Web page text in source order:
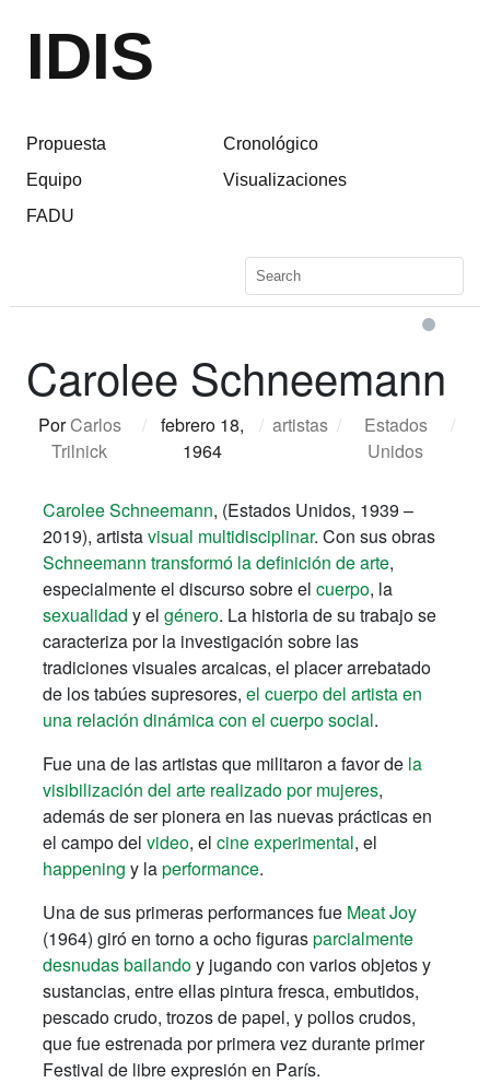
IDIS
Propuesta
Equipo
FADU
Cronológico
Visualizaciones
Carolee Schneemann
PorCarlos
Trilnick
/ febrero 18,
1964
/ artistas /
Estados
Unidos
/
Carolee Schneemann, (Estados Unidos, 1939 –
2019), artistavisual multidisciplinar. Con sus obras
Schneemann transformó la definición de arte,
especialmente el discurso sobre el cuerpo, la
sexualidad y el género. La historia de su trabajo se
caracteriza por la investigación sobre las
tradiciones visuales arcaicas, el placer arrebatado
de los tabúes supresores, el cuerpo del artista en
una relación dinámica con el cuerpo social.
Fue una de las artistas que militaron a favor de la
visibilización del arte realizado por mujeres,
además de ser pionera en las nuevas prácticas en
el campo del video, el cine experimental, el
happening y laperformance.
Una de sus primeras performances fue Meat Joy
(1964) giró en torno a ocho figurasparcialmente
desnudas bailandoy jugando con varios objetos y
sustancias, entre ellas pintura fresca, embutidos,
pescado crudo, trozos de papel, y pollos crudos,
que fue estrenada por primera vez durante primer
Festival de libre expresión en París.